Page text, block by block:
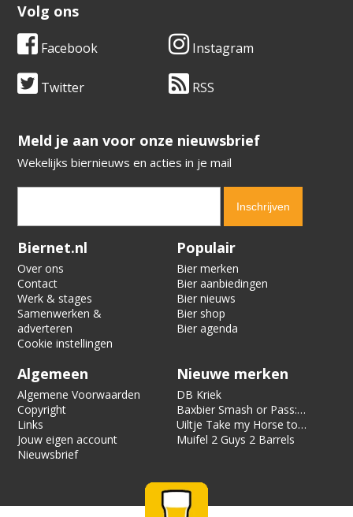
Volg ons
Facebook Instagram
Twitter RSS
​​​​​​​Meld je aan voor onze nieuwsbrief
Wekelijks biernieuws en acties in je mail
Verification code:
Biernet.nl
Over ons
Contact
Werk & stages
Samenwerken &
adverteren
Cookie instellingen
Populair
Bier merken
Bier aanbiedingen
Bier nieuws
Bier shop
Bier agenda
Algemeen
Algemene Voorwaarden
Copyright
Links
Jouw eigen account
Nieuwsbrief
Nieuwe merken
DB Kriek
Baxbier Smash or Pass:
Strata
Uiltje Take my Horse to
the Hotel Room
Muifel 2 Guys 2 Barrels